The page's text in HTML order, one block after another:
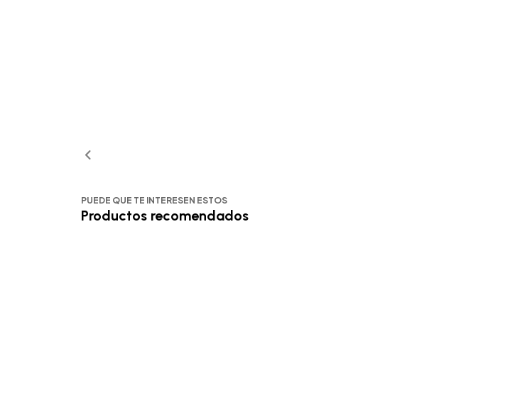
PUEDE QUE TE INTERESEN ESTOS
Productos recomendados